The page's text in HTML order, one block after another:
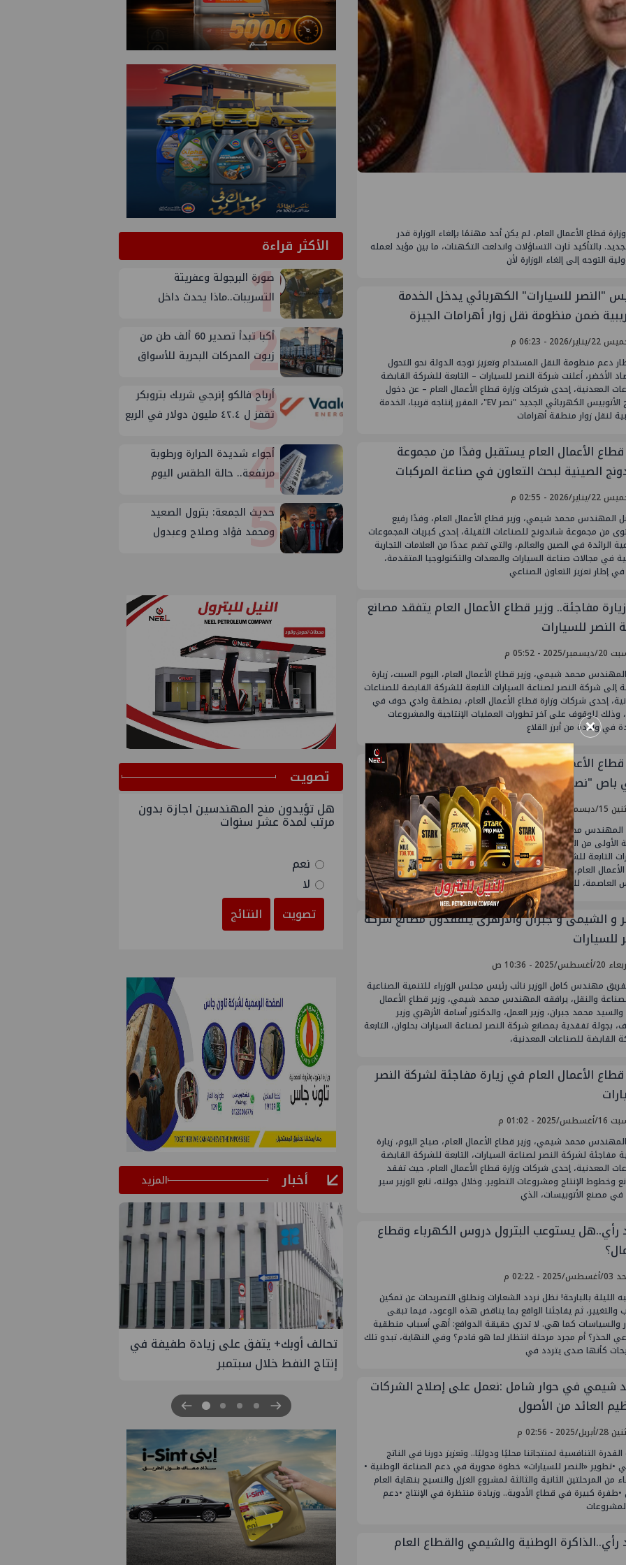
قطاع الأعمال العام، لم يكن أحد مهتمًا بإلغاء الوزارة قدر
بالتأكيد ثارت التساؤلات واندلعت التكهنات، ما بين مؤيد لعمله
التوجه إلى إلغاء الوزارة لأن
"النصر للسيارات" الكهربائي يدخل الخدمة
ضمن منظومة نقل زوار أهرامات الجيزة
2026 - 06:23 م
دعم منظومة النقل المستدام وتعزيز توجه الدولة نحو التحول
الأخضر، أعلنت شركة النصر للسيارات – التابعة للشركة القابضة
المعدنية، إحدى شركات وزارة قطاع الأعمال العام – عن دخول
نموذج الأتوبيس الكهربائي الجديد "نصر EV"، المقرر إنتاجه قريبا، الخدمة
لنقل زوار منطقة أهرامات
قطاع الأعمال العام يستقبل وفدًا من مجموعة
الصينية لبحث التعاون في صناعة المركبات
2026 - 02:55 م
المهندس محمد شيمي، وزير قطاع الأعمال العام، وفدًا رفيع
من مجموعة شاندونج للصناعات الثقيلة، إحدى كبريات المجموعات
الرائدة في الصين والعالم، والتي تضم عددًا من العلامات التجارية
في مجالات صناعة السيارات والمعدات والتكنولوجيا المتقدمة،
إطار تعزيز التعاون الصناعي
مفاجئة.. وزير قطاع الأعمال العام يتفقد مصانع
النصر للسيارات
2025 - 05:52 م
محمد شيمي، وزير قطاع الأعمال العام، اليوم السبت، زيارة
إلى شركة النصر لصناعة السيارات التابعة للشركة القابضة للصناعات
إحدى شركات وزارة قطاع الأعمال العام، بمنطقة وادي حوف في
وذلك للوقوف على آخر تطورات العمليات الإنتاجية والمشروعات
في واحدة من أبرز القلاع
قطاع الأعمال العام يشهد تسليم الدفعة الأولى من
باص "نصر ستار"
2025 - 05:06 م
محمد شيمي، وزير قطاع الأعمال العام، احتفالية تسليم
الأولى من الميني باص نصر ستار ، من إنتاج شركة النصر لصناعة
التابعة للشركة القابضة للصناعات المعدنية، إحدى شركات وزارة
العام، وذلك بالتعاون مع شركة جنرال موتورز مصر ، إلى شركة
العاصمة، للعمل بمدينة
و الشيمى و جبران والازهرى يتفقدون مصانع شركة
للسيارات
2025 - 10:36 ص
مهندس كامل الوزير نائب رئيس مجلس الوزراء للتنمية الصناعية
والنقل، يرافقه المهندس محمد شيمي، وزير قطاع الأعمال
والسيد محمد جبران، وزير العمل، والدكتور أسامة الأزهري وزير
بجولة تفقدية بمصانع شركة النصر لصناعة السيارات بحلوان، التابعة
القابضة للصناعات المعدنية،
قطاع الأعمال العام في زيارة مفاجئة لشركة النصر
2025 - 01:02 م
محمد شيمي، وزير قطاع الأعمال العام، صباح اليوم، زيارة
مفاجئة لشركة النصر لصناعة السيارات، التابعة للشركة القابضة
المعدنية، إحدى شركات وزارة قطاع الأعمال العام، حيث تفقد
وخطوط الإنتاج ومشروعات التطوير. وخلال جولته، تابع الوزير سير
في مصنع الأتوبيسات، الذي
رأي..هل يستوعب البترول دروس الكهرباء وقطاع
- 02:22 م
الليلة بالبارحة! نظل نردد الشعارات ونطلق التصريحات عن تمكين
والتغيير، ثم يفاجئنا الواقع بما يناقض هذه الوعود، فيما تبقى
والسياسات كما هي. لا تدري حقيقة الدوافع: أهي أسباب منطقية
الحذر؟ أم مجرد مرحلة انتظار لما هو قادم؟ وفي النهاية، تبدو تلك
كأنها صدى يتردد في
شيمي في حوار شامل :نعمل على إصلاح الشركات
العائد من الأصول
2025 - 02:56 م
القدرة التنافسية لمنتجاتنا محليًا ودوليًا.. وتعزيز دورنا في الناتج
•تطوير «النصر للسيارات» خطوة محورية في دعم الصناعة الوطنية •
من المرحلتين الثانية والثالثة لمشروع الغزل والنسيج بنهاية العام
•طفرة كبيرة في قطاع الأدوية.. وزيادة منتظرة في الإنتاج •دعم
رأي..الذاكرة الوطنية والشيمي والقطاع العام
الأكثر قراءة
1
صورة البرجولة وعفريتة
التسريبات..ماذا يحدث داخل
2
أكبا تبدأ تصدير 60 ألف طن من
زيوت المحركات البحرية للأسواق
3
أرباح فالكو إنرجي شريك بتروبكر
تقفز ل ٤٢.٤ مليون دولار في الربع
4
أجواء شديدة الحرارة ورطوبة
مرتفعة.. حالة الطقس اليوم
5
حديث الجمعة: بترول الصعيد
ومحمد فؤاد وصلاح وعبدول
ﺗﺼﻮﻳﺖ
هل تؤيدون منح المهندسين اجازة بدون
مرتب لمدة عشر سنوات
نعم
لا
تصويت
النتائج
أخبار المزيد
تحالف أوبك+ يتفق على زيادة طفيفة في
إنتاج النفط خلال سبتمبر
إسدال الستار على النسخة الثانية من
"منتدى مصر للطاقة والصناعة 2026" بنجاح
×